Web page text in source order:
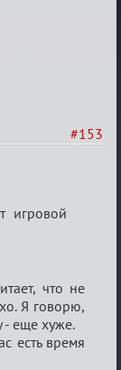
#153
игровой
что не
Я говорю,
- еще хуже.
есть время